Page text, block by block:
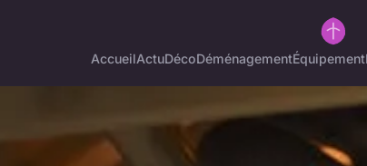
AccueilActuDécoDéménagementÉquipement